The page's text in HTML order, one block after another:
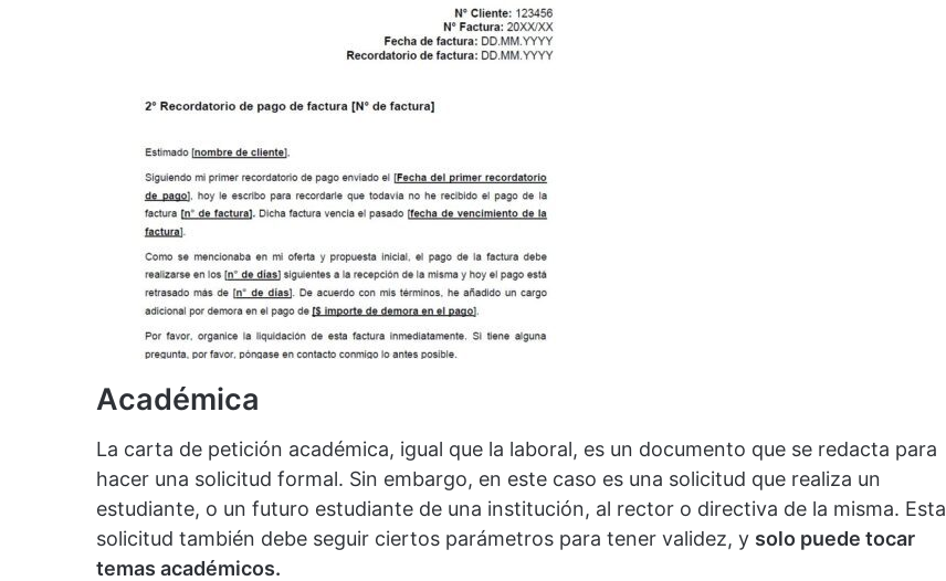
Académica
La carta de petición académica, igual que la laboral, es un documento que se redacta para
hacer una solicitud formal. Sin embargo, en este caso es una solicitud que realiza un
estudiante, o un futuro estudiante de una institución, al rector o directiva de la misma. Esta
solicitud también debe seguir ciertos parámetros para tener validez, y solo puede tocar
temas académicos.